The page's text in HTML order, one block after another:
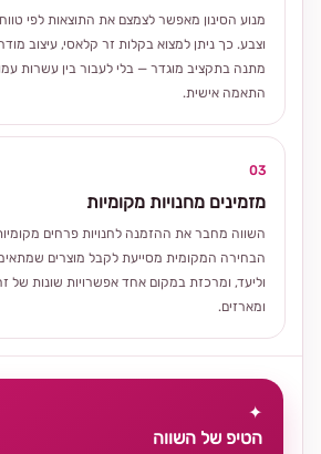
מנוע הסינון מאפשר לצמצם את התוצאות לפי
וצבע. כך ניתן למצוא בקלות זר קלאסי, עיצוב
מתנה בתקציב מוגדר — בלי לעבור בין עשרות
התאמה אישית.
03
מזמינים מחנויות מקומיות
השווה מחבר את ההזמנה לחנויות פרחים
הבחירה המקומית מסייעת לקבל מוצרים
וליעד, ומרכזת במקום אחד אפשרויות שונות של
ומארזים.
✦
הטיפ של השווה